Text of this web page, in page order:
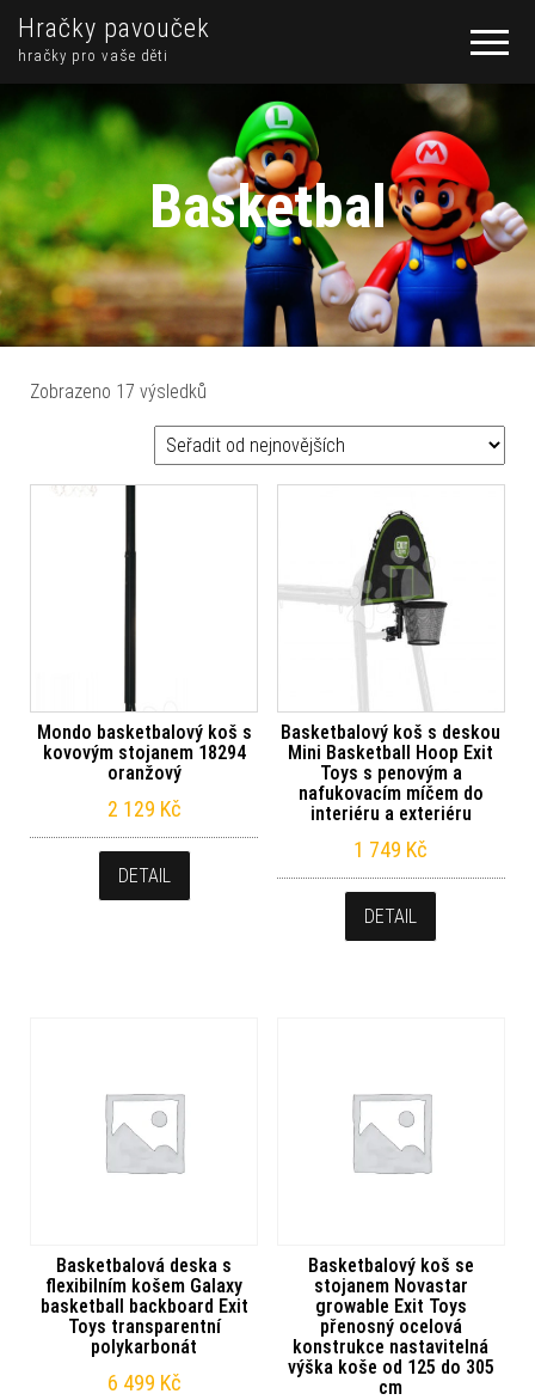
Hračky pavouček
hračky pro vaše děti
Basketbal
Zobrazeno 17 výsledků
Mondo basketbalový koš s
kovovým stojanem 18294
oranžový
2 129 Kč
DETAIL
Basketbalový koš s deskou
Mini Basketball Hoop Exit
Toys s penovým a
nafukovacím míčem do
interiéru a exteriéru
1 749 Kč
DETAIL
Basketbalová deska s
flexibilním košem Galaxy
basketball backboard Exit
Toys transparentní
polykarbonát
6 499 Kč
Basketbalový koš se
stojanem Novastar
growable Exit Toys
přenosný ocelová
konstrukce nastavitelná
výška koše od 125 do 305
cm